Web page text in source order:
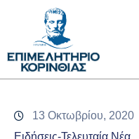
Επιμελητήριο
Υπηρεσίες
13 Οκτωβρίου, 2020
Ειδήσεις-Τελευταία Νέα